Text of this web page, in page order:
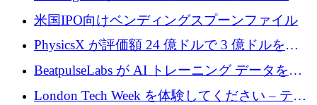
まる」
協力して AI Center of Excellence を立ち上げ
米国IPO向けベンディングスプーンファイル
PhysicsX が評価額 24 億ドルで 3 億ドルを調
達
BeatpulseLabs が AI トレーニング データを拡
張するために 180 万ドルのプレシードを調達
London Tech Week を体験してください – テク